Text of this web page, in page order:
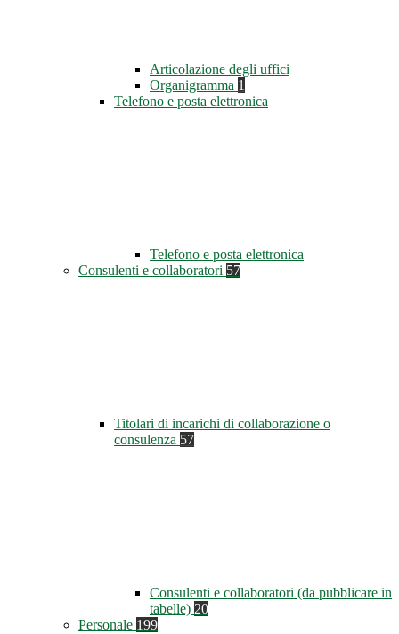
Articolazione degli uffici
Organigramma 1
Telefono e posta elettronica
Telefono e posta elettronica
Consulenti e collaboratori 57
Titolari di incarichi di collaborazione o
consulenza 57
Consulenti e collaboratori (da pubblicare in
tabelle) 20
Personale 199